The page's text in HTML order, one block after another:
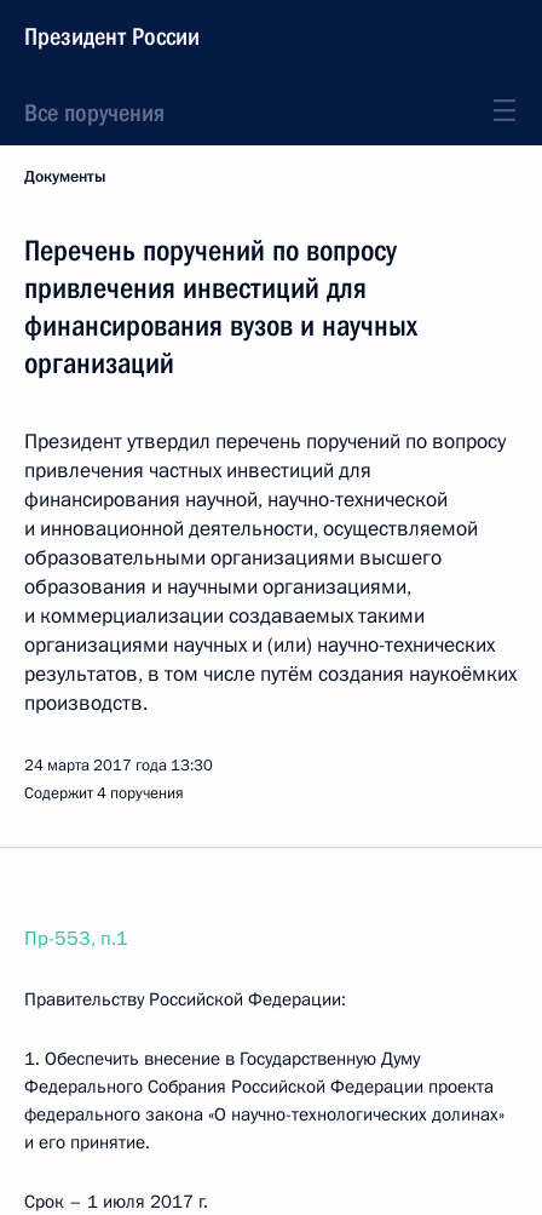
Президент России
Все поручения
Документы
Перечень поручений по вопросу
привлечения инвестиций для
финансирования вузов и научных
организаций
Президент утвердил перечень поручений по вопросу
привлечения частных инвестиций для
финансирования научной, научно-технической
и инновационной деятельности, осуществляемой
образовательными организациями высшего
образования и научными организациями,
и коммерциализации создаваемых такими
организациями научных и (или) научно-технических
результатов, в том числе путём создания наукоёмких
производств.
24 марта 2017 года 13:30
Содержит 4 поручения
Пр-553, п.1
Правительству Российской Федерации:
1. Обеспечить внесение в Государственную Думу
Федерального Собрания Российской Федерации проекта
федерального закона «О научно-технологических долинах»
и его принятие.
Срок – 1 июля 2017 г.